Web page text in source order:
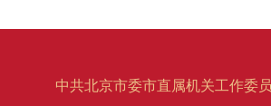
中共北京市委市直属机关工作委